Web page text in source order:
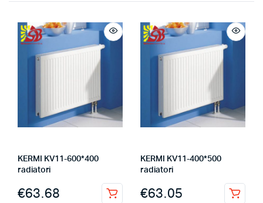
KERMI KV11-600*400
radiatori
€63.68
KERMI KV11-400*500
radiatori
€63.05